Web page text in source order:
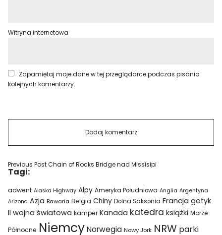
Witryna internetowa
Zapamiętaj moje dane w tej przeglądarce podczas pisania
kolejnych komentarzy.
Previous PostChain of Rocks Bridge nad Missisipi
Tagi:
adwent Alaska Highway Alpy Ameryka Południowa Anglia Argentyna
Arizona Azja Bawaria Belgia Chiny Dolna Saksonia Francja gotyk
II wojna światowa kamper Kanada katedra książki Morze
Północne Niemcy Norwegia Nowy Jork NRW parki